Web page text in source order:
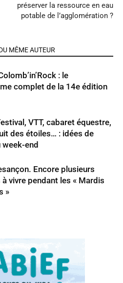
préserver la ressource en eau
potable de l’agglomération ?
MÊME AUTEUR
: le
complet de la 14e édition
VTT, cabaret équestre,
des étoiles… : idées de
end
Encore plusieurs
vivre pendant les « Mardis
»